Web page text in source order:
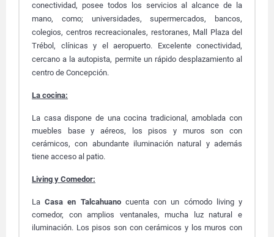
conectividad, posee todos los servicios al alcance de la
mano, como; universidades, supermercados, bancos,
colegios, centros recreacionales, restoranes, Mall Plaza del
Trébol, clínicas y el aeropuerto. Excelente conectividad,
cercano a la autopista, permite un rápido desplazamiento al
centro de Concepción.
La cocina:
La casa dispone de una cocina tradicional, amoblada con
muebles base y aéreos, los pisos y muros son con
cerámicos, con abundante iluminación natural y además
tiene acceso al patio.
Living y Comedor:
LaCasa en Talcahuanocuenta con un cómodo living y
comedor, con amplios ventanales, mucha luz natural e
iluminación. Los pisos son con cerámicos y los muros con